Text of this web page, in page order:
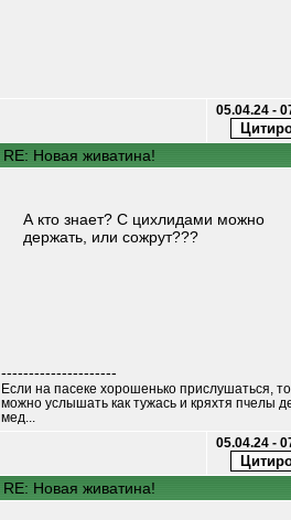
05.04.24 -
RE: Новая живатина!
А кто знает? С цихлидами можно
держать, или сожрут???
---------------------
Если на пасеке хорошенько прислушаться, то
можно услышать как тужась и кряхтя пчелы
мед...
05.04.24 -
RE: Новая живатина!